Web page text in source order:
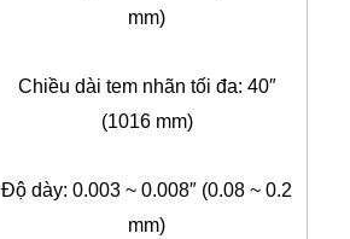
mm)
Chiều dài tem nhãn tối đa: 40″
(1016 mm)
Độ dày: 0.003 ~ 0.008″ (0.08 ~ 0.2
mm)